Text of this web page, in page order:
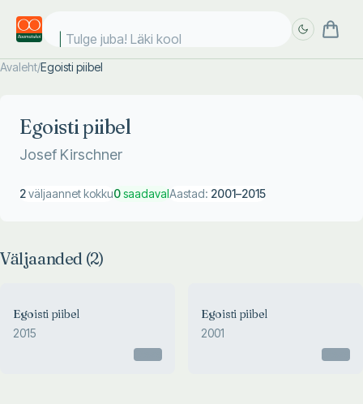
Tulge juba! Läki kooli
Avaleht/Egoisti piibel
Egoisti piibel
Josef Kirschner
2väljaannet kokku0saadavalAastad: 2001–2015
Väljaanded (2)
Egoisti piibel
2015
Egoisti piibel
2001